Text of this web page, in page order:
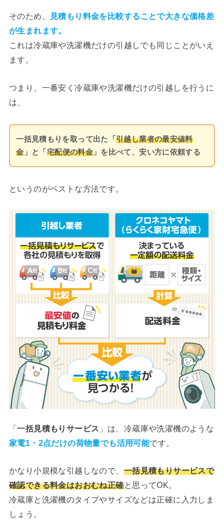
そのため、
見積もり料金を比較することで大きな価格差
が生まれます。
これは冷蔵庫や洗濯機だけの引越しでも同じことがいえ
ます。
つまり、一番安く冷蔵庫や洗濯機だけの引越しを行うに
は、
一括見積もりを取って出た「引越し業者の最安値料
金」と「 宅配便の料金 」を比べて、安い方に依頼する
というのがベストな方法です。
「一括見積もりサービス 」は、冷蔵庫や洗濯機のような
家電1・2点だけの荷物量でも活用可能です。
かなり小規模な引越しなので、 一括見積もりサービスで
確認できる料金はおおむね正確と思ってOK。
冷蔵庫と洗濯機のタイプやサイズなどは正確に入力しま
しょう。